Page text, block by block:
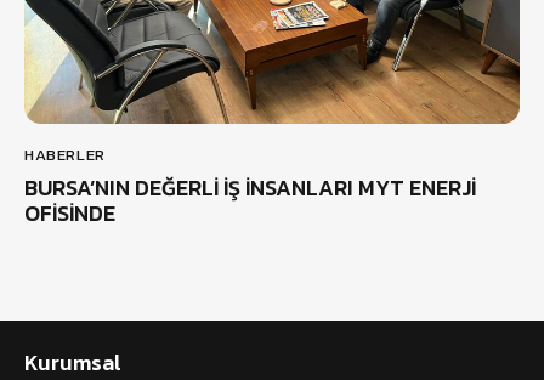
HABERLER
BURSA’NIN DEĞERLİ İŞ İNSANLARI MYT ENERJİ
OFİSİNDE
Kurumsal